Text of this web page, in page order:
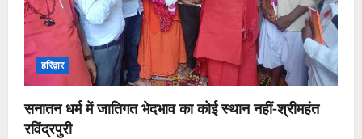
हरिद्वार
सनातन धर्म में जातिगत भेदभाव का कोई स्थान नहीं-श्रीमहंत
रविंद्रपुरी